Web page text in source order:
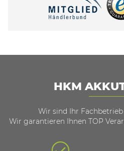
HKM
Wir sind Ihr Fachbetrieb
Wir garantieren Ihnen TOP